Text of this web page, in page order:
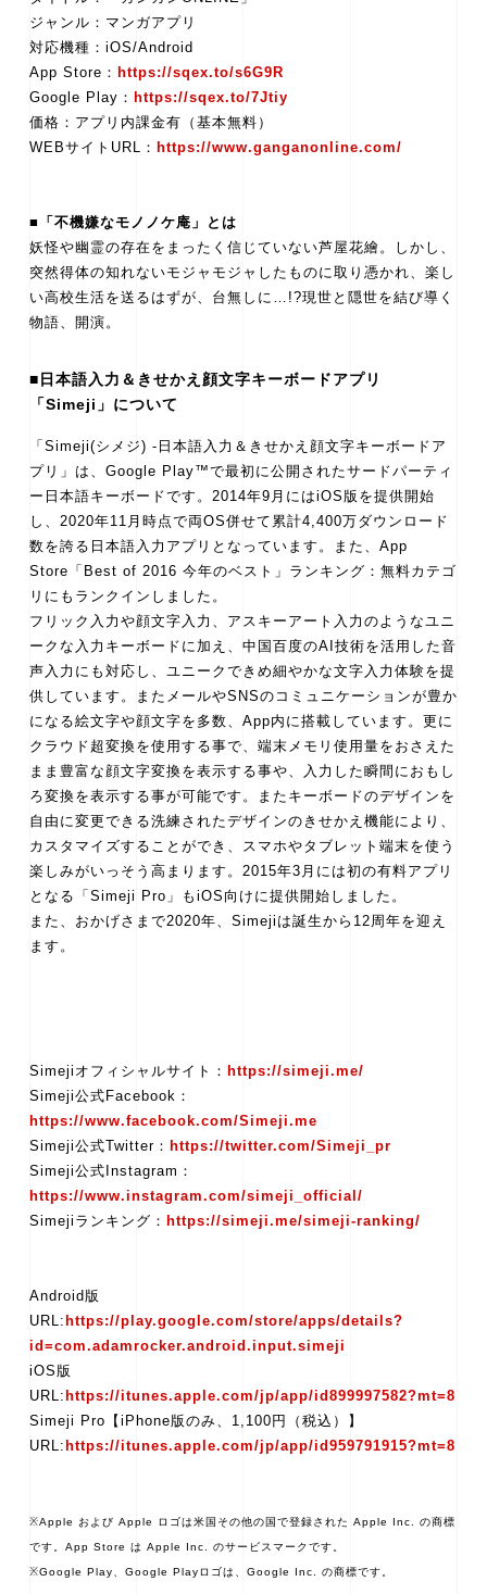
ジャンル：マンガアプリ
対応機種：iOS/Android
App Store： https://sqex.to/s6G9R
Google Play： https://sqex.to/7Jtiy
価格：アプリ内課金有（基本無料）
WEBサイトURL： https://www.ganganonline.com/
■「不機嫌なモノノケ庵」とは
妖怪や幽霊の存在をまったく信じていない芦屋花繪。しかし、
突然得体の知れないモジャモジャしたものに取り憑かれ、楽し
い高校生活を送るはずが、台無しに…!?現世と隠世を結び導く
物語、開演。
■日本語入力＆きせかえ顔文字キーボードアプリ
「Simeji」について
「Simeji(シメジ) -日本語入力＆きせかえ顔文字キーボードア
プリ」は、Google Play™で最初に公開されたサードパーティ
ー日本語キーボードです。2014年9月にはiOS版を提供開始
し、2020年11月時点で両OS併せて累計4,400万ダウンロード
数を誇る日本語入力アプリとなっています。また、App
Store「Best of 2016 今年のベスト」ランキング：無料カテゴ
リにもランクインしました。
フリック入力や顔文字入力、アスキーアート入力のようなユニ
ークな入力キーボードに加え、中国百度のAI技術を活用した音
声入力にも対応し、ユニークできめ細やかな文字入力体験を提
供しています。またメールやSNSのコミュニケーションが豊か
になる絵文字や顔文字を多数、App内に搭載しています。更に
クラウド超変換を使用する事で、端末メモリ使用量をおさえた
まま豊富な顔文字変換を表示する事や、入力した瞬間におもし
ろ変換を表示する事が可能です。またキーボードのデザインを
自由に変更できる洗練されたデザインのきせかえ機能により、
カスタマイズすることができ、スマホやタブレット端末を使う
楽しみがいっそう高まります。2015年3月には初の有料アプリ
となる「Simeji Pro」もiOS向けに提供開始しました。
また、おかげさまで2020年、Simejiは誕生から12周年を迎え
ます。
Simejiオフィシャルサイト： https://simeji.me/
Simeji公式Facebook：
https://www.facebook.com/Simeji.me
Simeji公式Twitter： https://twitter.com/Simeji_pr
Simeji公式Instagram：
https://www.instagram.com/simeji_official/
Simejiランキング： https://simeji.me/simeji-ranking/
Android版
URL: https://play.google.com/store/apps/details?
id=com.adamrocker.android.input.simeji
iOS版
URL: https://itunes.apple.com/jp/app/id899997582?mt=8
Simeji Pro【iPhone版のみ、1,100円（税込）】
URL: https://itunes.apple.com/jp/app/id959791915?mt=8
※Apple および Apple ロゴは米国その他の国で登録された Apple Inc. の商標
です。App Store は Apple Inc. のサービスマークです。
※Google Play、Google Playロゴは、Google Inc. の商標です。